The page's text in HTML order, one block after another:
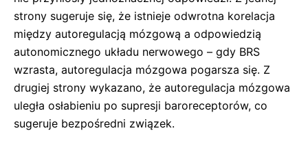
strony sugeruje się, że istnieje odwrotna korelacja
między autoregulacją mózgową a odpowiedzią
autonomicznego układu nerwowego – gdy BRS
wzrasta, autoregulacja mózgowa pogarsza się. Z
drugiej strony wykazano, że autoregulacja mózgowa
uległa osłabieniu po supresji baroreceptorów, co
sugeruje bezpośredni związek.